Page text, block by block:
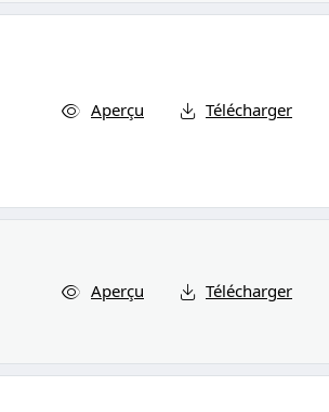
Aperçu Télécharger
Aperçu Télécharger